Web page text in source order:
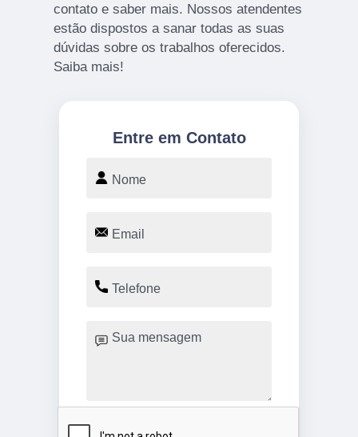
contato e saber mais. Nossos atendentes
estão dispostos a sanar todas as suas
dúvidas sobre os trabalhos oferecidos.
Saiba mais!
Entre em Contato